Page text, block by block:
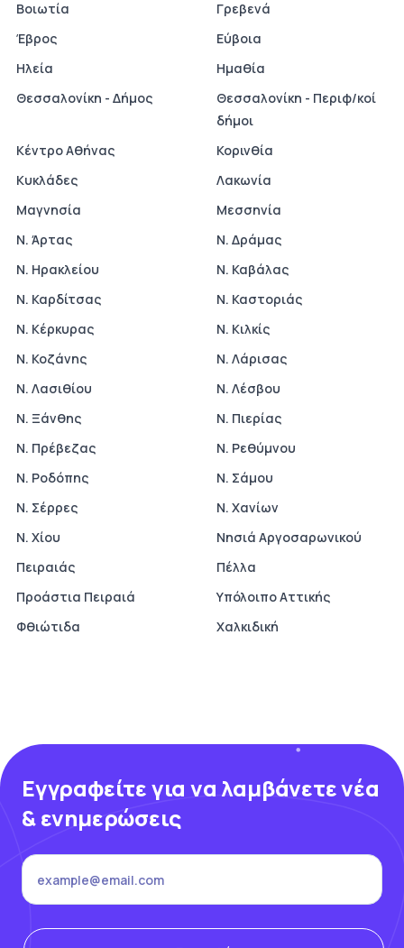
Βοιωτία
Γρεβενά
Έβρος
Εύβοια
Ηλεία
Ημαθία
Θεσσαλονίκη - Δήμος
Θεσσαλονίκη - Περιφ/κοί
δήμοι
Κέντρο Αθήνας
Κορινθία
Κυκλάδες
Λακωνία
Μαγνησία
Μεσσηνία
Ν. Άρτας
Ν. Δράμας
Ν. Ηρακλείου
Ν. Καβάλας
Ν. Καρδίτσας
Ν. Καστοριάς
Ν. Κέρκυρας
Ν. Κιλκίς
Ν. Κοζάνης
Ν. Λάρισας
Ν. Λασιθίου
Ν. Λέσβου
Ν. Ξάνθης
Ν. Πιερίας
Ν. Πρέβεζας
Ν. Ρεθύμνου
Ν. Ροδόπης
Ν. Σάμου
Ν. Σέρρες
Ν. Χανίων
Ν. Χίου
Νησιά Αργοσαρωνικού
Πειραιάς
Πέλλα
Προάστια Πειραιά
Υπόλοιπο Αττικής
Φθιώτιδα
Χαλκιδική
Εγγραφείτε για να λαμβάνετε νέα
& ενημερώσεις